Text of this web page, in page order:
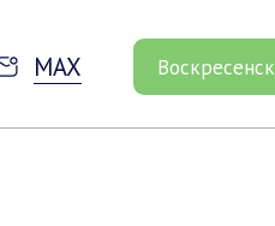
MAX Воскресенск